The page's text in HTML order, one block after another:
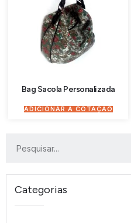
Categorias
Bag Sacola Personalizada
ADICIONAR À COTAÇÃO